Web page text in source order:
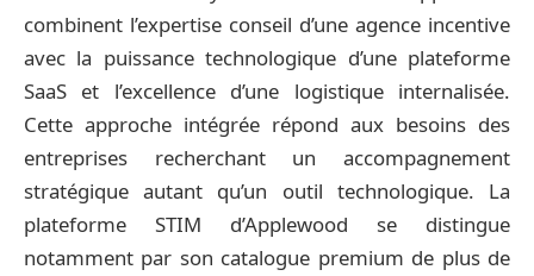
combinent l’expertise conseil d’une agence incentive
avec la puissance technologique d’une plateforme
SaaS et l’excellence d’une logistique internalisée.
Cette approche intégrée répond aux besoins des
entreprises recherchant un accompagnement
stratégique autant qu’un outil technologique. La
plateforme STIM d’Applewood se distingue
notamment par son catalogue premium de plus de